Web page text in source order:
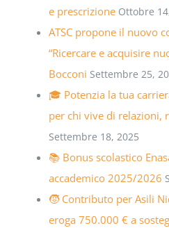
e prescrizione Ottobre
ATSC propone il nuovo
“Ricercare e acquisire
Bocconi Settembre 25,
🎓 Potenzia la tua
per chi vive di relazioni,
Settembre 18, 2025
📚 Bonus scolastico
accademico 2025/2026
🧒 Contributo per Asili
eroga 750.000 € a